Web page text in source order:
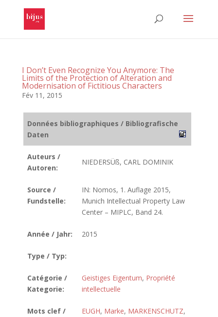
I Don’t Even Recognize You Anymore: The
Limits of the Protection of Alteration and
Modernisation of Fictitious Characters
Fév 11, 2015
Données bibliographiques / Bibliografische
Daten
Auteurs /
Autoren:
NIEDERSÜß, CARL DOMINIK
Source /
Fundstelle:
IN: Nomos, 1. Auflage 2015,
Munich Intellectual Property Law
Center – MIPLC, Band 24.
Année / Jahr: 2015
Type / Typ:
Catégorie /
Kategorie:
Geistiges Eigentum, Propriété
intellectuelle
Mots clef /
EUGH, Marke, MARKENSCHUTZ,